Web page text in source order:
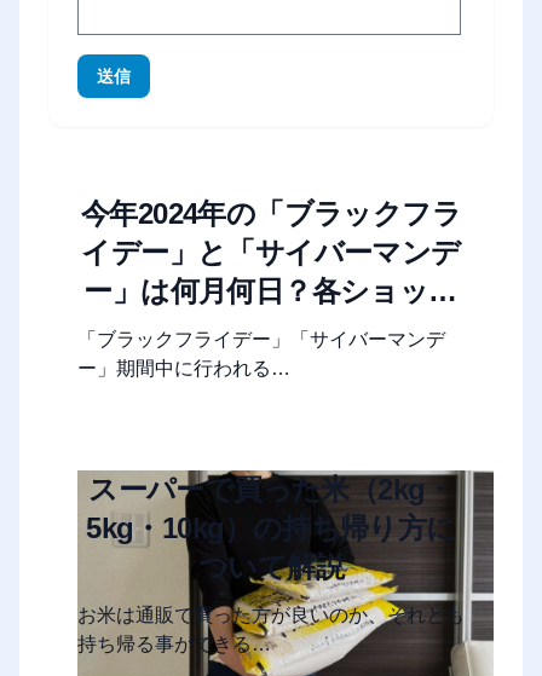
送信
今年2024年の「ブラックフラ
イデー」と「サイバーマンデ
ー」は何月何日？各ショップ
やモールのセール期間まとめ
「ブラックフライデー」「サイバーマンデ
ー」期間中に行われる…
スーパーで買った米（2kg・
5kg・10kg）の持ち帰り方に
ついて解説
お米は通販で買った方が良いのか、それとも
持ち帰る事ができる…